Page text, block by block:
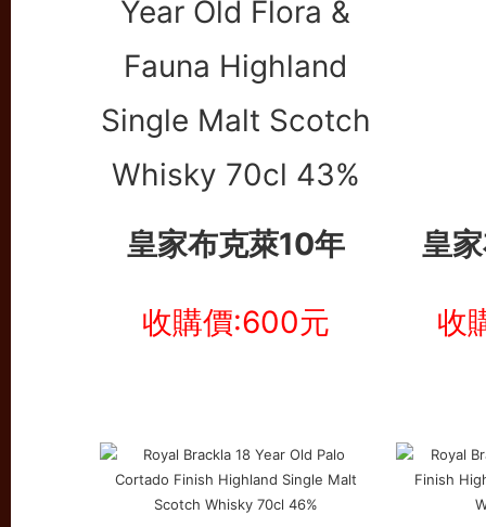
皇家布克萊10年 皇
收購價:600元 收